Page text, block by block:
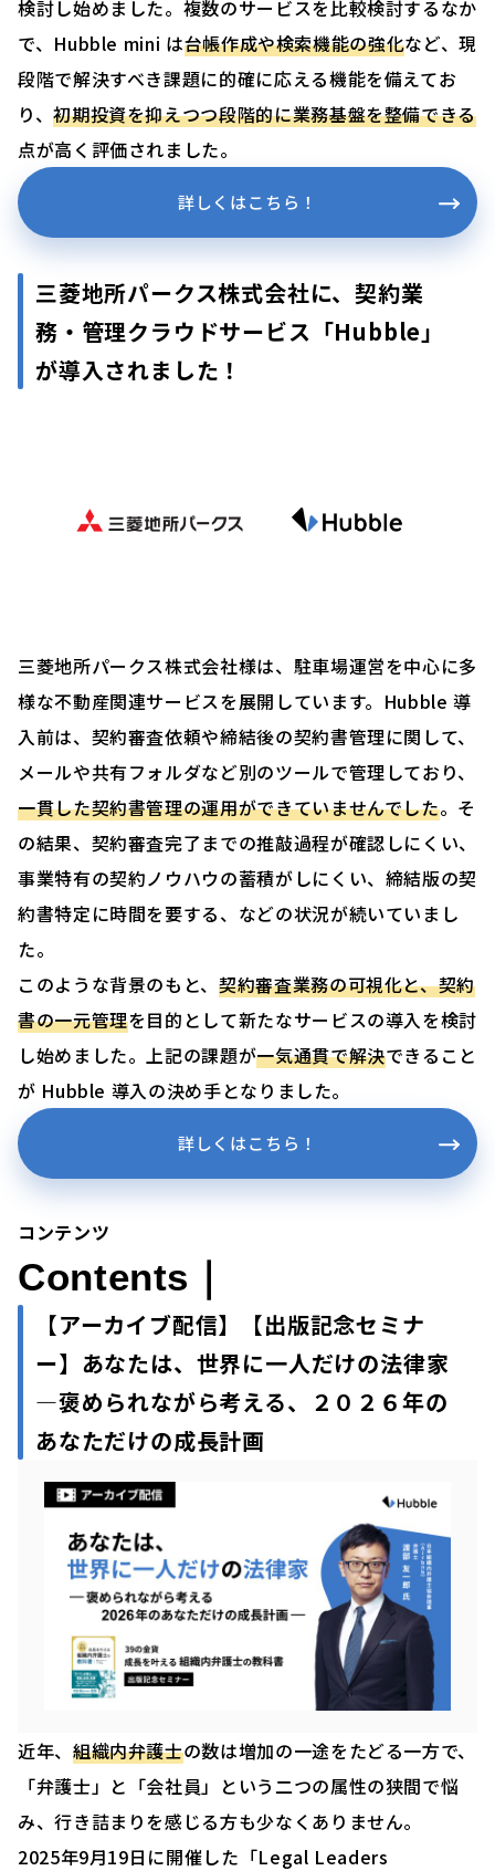
検討し始めました。複数のサービスを比較検討するなか
で、Hubble mini は台帳作成や検索機能の強化など、現
段階で解決すべき課題に的確に応える機能を備えてお
り、初期投資を抑えつつ段階的に業務基盤を整備できる
点が高く評価されました。
詳しくはこちら！
三菱地所パークス株式会社に、契約業
務・管理クラウドサービス「Hubble」
が導入されました！
三菱地所パークス株式会社様は、駐車場運営を中心に多
様な不動産関連サービスを展開しています。Hubble 導
入前は、契約審査依頼や締結後の契約書管理に関して、
メールや共有フォルダなど別のツールで管理しており、
一貫した契約書管理の運用ができていませんでした。そ
の結果、契約審査完了までの推敲過程が確認しにくい、
事業特有の契約ノウハウの蓄積がしにくい、締結版の契
約書特定に時間を要する、などの状況が続いていまし
た。
このような背景のもと、契約審査業務の可視化と、契約
書の一元管理を目的として新たなサービスの導入を検討
し始めました。上記の課題が一気通貫で解決できること
が Hubble 導入の決め手となりました。
詳しくはこちら！
コンテンツ
Contents｜
【アーカイブ配信】【出版記念セミナ
ー】あなたは、世界に一人だけの法律家
―褒められながら考える、２０２６年の
あなただけの成長計画
近年、 組織内弁護士の数は増加の一途をたどる一方で、
「弁護士」と「会社員」という二つの属性の狭間で悩
み、行き詰まりを感じる方も少なくありません。
2025年9月19日に開催した「Legal Leaders